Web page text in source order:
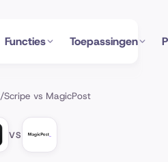
Functies Toepassingen
/Scripe vs MagicPost
VS